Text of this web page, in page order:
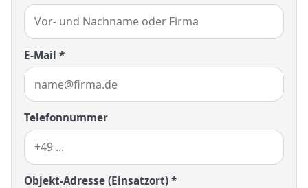
E-Mail *
Telefonnummer
Objekt-Adresse (Einsatzort) *